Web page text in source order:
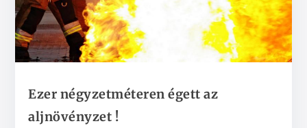
Ezer négyzetméteren égett az
aljnövényzet !